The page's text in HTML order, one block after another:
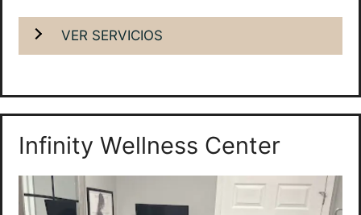
VER SERVICIOS
Infinity Wellness Center